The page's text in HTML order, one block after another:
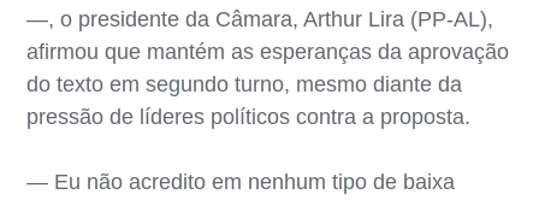
—, o presidente da Câmara, Arthur Lira (PP-AL),
afirmou que mantém as esperanças da aprovação
do texto em segundo turno, mesmo diante da
pressão de líderes políticos contra a proposta.
— Eu não acredito em nenhum tipo de baixa